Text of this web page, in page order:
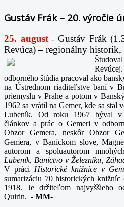
Gustáv Frák – 20. výročie
25. august- Gustáv Frák
Revúca) – regionálny
odborného štúdia pracoval ako
na Ústrednom riaditeľstve baní v
priemyslu v Prahe a potom v
1962 sa vrátil na Gemer, kde sa stal
Lubeník. Od roku 1967 býval v
článkov a prác o Gemeri v
Obzor Gemera, neskôr Obzor
Gemera, v Baníckom slove,
autorom a spoluautorom
Lubeník, Baníctvo v Železníku,
V práci Historické knižnice v
sumarizáciu 70 historických
1918. Je držiteľom najvyššieho
Quirin. - MM-